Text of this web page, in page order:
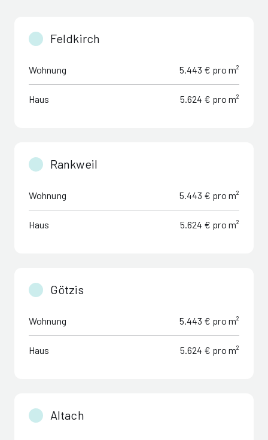
Feldkirch
Wohnung 5.443 € pro m²
Haus 5.624 € pro m²
Rankweil
Wohnung 5.443 € pro m²
Haus 5.624 € pro m²
Götzis
Wohnung 5.443 € pro m²
Haus 5.624 € pro m²
Altach